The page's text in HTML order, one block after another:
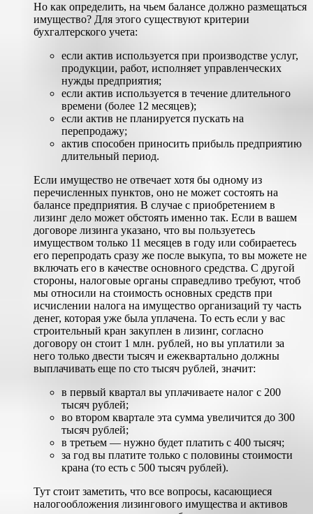
Но как определить, на чьем балансе должно размещаться
имущество? Для этого существуют критерии
бухгалтерского учета:
если актив используется при производстве услуг,
продукции, работ, исполняет управленческих
нужды предприятия;
если актив используется в течение длительного
времени (более 12 месяцев);
если актив не планируется пускать на
перепродажу;
актив способен приносить прибыль предприятию
длительный период.
Если имущество не отвечает хотя бы одному из
перечисленных пунктов, оно не может состоять на
балансе предприятия. В случае с приобретением в
лизинг дело может обстоять именно так. Если в вашем
договоре лизинга указано, что вы пользуетесь
имуществом только 11 месяцев в году или собираетесь
его перепродать сразу же после выкупа, то вы можете не
включать его в качестве основного средства. С другой
стороны, налоговые органы справедливо требуют, чтоб
мы относили на стоимость основных средств при
исчислении налога на имущество организаций ту часть
денег, которая уже была уплачена. То есть если у вас
строительный кран закуплен в лизинг, согласно
договору он стоит 1 млн. рублей, но вы уплатили за
него только двести тысяч и ежеквартально должны
выплачивать еще по сто тысяч рублей, значит:
в первый квартал вы уплачиваете налог с 200
тысяч рублей;
во втором квартале эта сумма увеличится до 300
тысяч рублей;
в третьем — нужно будет платить с 400 тысяч;
за год вы платите только с половины стоимости
крана (то есть с 500 тысяч рублей).
Тут стоит заметить, что все вопросы, касающиеся
налогообложения лизингового имущества и активов